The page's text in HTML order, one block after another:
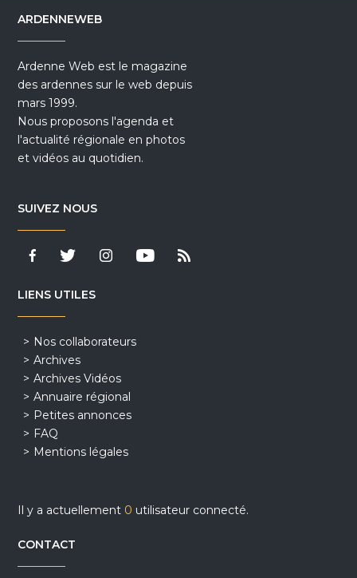
ARDENNEWEB
Ardenne Web est le magazine
des ardennes sur le web depuis
mars 1999.
Nous proposons l'agenda et
l'actualité régionale en photos
et vidéos au quotidien.
SUIVEZ NOUS
LIENS UTILES
Nos collaborateurs
Archives
Archives Vidéos
Annuaire régional
Petites annonces
FAQ
Mentions légales
Il y a actuellement 0 utilisateur connecté.
CONTACT